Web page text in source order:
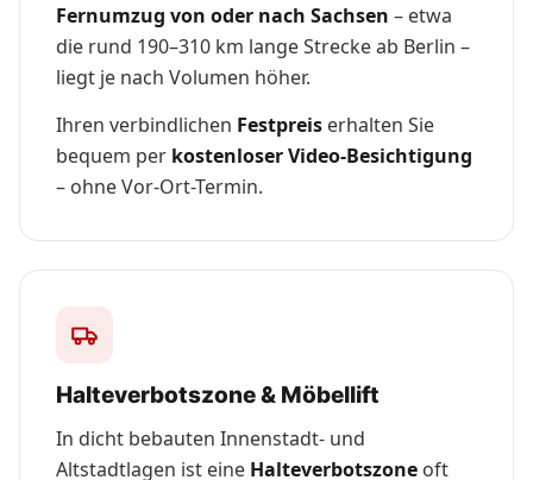
Fernumzug von oder nach Sachsen – etwa
die rund 190–310 km lange Strecke ab Berlin –
liegt je nach Volumen höher.
Ihren verbindlichen Festpreis erhalten Sie
bequem per kostenloser Video-Besichtigung
– ohne Vor-Ort-Termin.
Halteverbotszone & Möbellift
In dicht bebauten Innenstadt- und
Altstadtlagen ist eine Halteverbotszone oft